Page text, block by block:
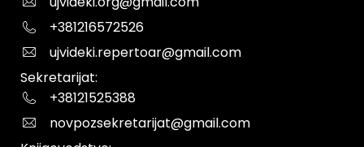
+381216572526
ujvideki.repertoar@gmail.com
Sekretarijat:
+38121525388
novpozsekretarijat@gmail.com